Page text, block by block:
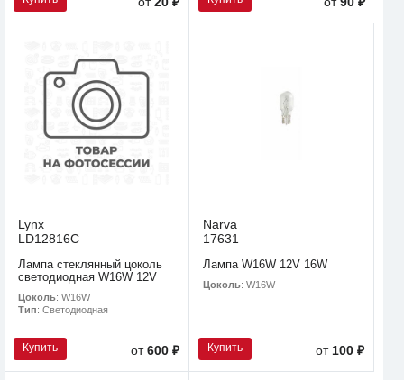
Lynx
LD12816C
Лампа стеклянный цоколь
светодиодная W16W 12V
Цоколь: W16W
Тип: Светодиодная
Купить от600 ₽
Narva
17631
Лампа W16W 12V 16W
Цоколь: W16W
Купить от 100 ₽